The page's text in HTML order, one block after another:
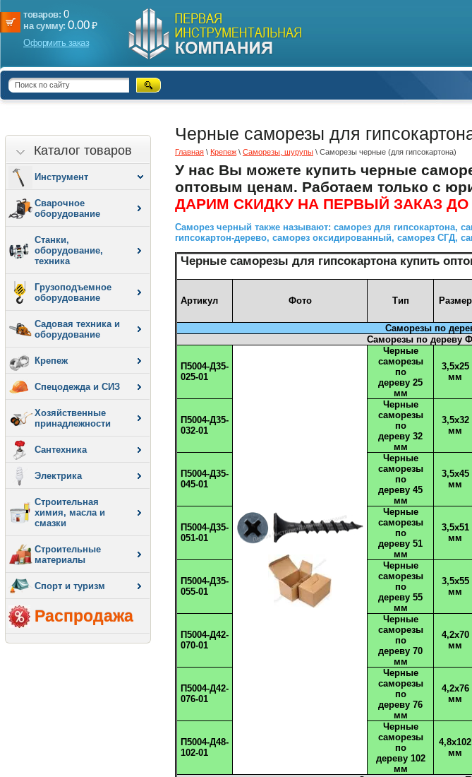
товаров: 0
на сумму: 0.00 ₽
Оформить заказ
Каталог товаров
Инструмент
Сварочное
оборудование
Станки,
оборудование,
техника
Грузоподъемное
оборудование
Садовая техника и
оборудование
Крепеж
Спецодежда и СИЗ
Хозяйственные
принадлежности
Сантехника
Электрика
Строительная
химия, масла и
смазки
Строительные
материалы
Спорт и туризм
Распродажа
Черные саморезы для
Главная \ Крепеж \ Саморезы, шурупы \ Саморезы черные (для гипсокартона)
У нас Вы можете купить черные
оптовым ценам. Работаем только с
ДАРИМ СКИДКУ НА ПЕРВЫЙ ЗАКАЗ ДО
Саморез черный также называют: саморез для гипсокартона,
гипсокартон-дерево, саморез оксидированный, саморез СГД,
Черные саморезы для гипсокартона купить
Артикул Фото Тип Размер
Саморезы по
Саморезы по дереву
П5004-Д35-
025-01
Черные
саморезы
по
дереву 25
мм
3,5х25
мм
П5004-Д35-
032-01
Черные
саморезы
по
дереву 32
мм
3,5х32
мм
П5004-Д35-
045-01
Черные
саморезы
по
дереву 45
мм
3,5х45
мм
П5004-Д35-
051-01
Черные
саморезы
по
дереву 51
мм
3,5х51
мм
П5004-Д35-
055-01
Черные
саморезы
по
​​​​​​​дереву 55
мм
3,5х55
мм
П5004-Д42-
070-01
Черные
саморезы
по
​​​​​​​дереву 70
мм
4,2х70
мм
П5004-Д42-
076-01
Черные
саморезы
по
​​​​​​​дереву 76
мм
4,2х76
мм
П5004-Д48-
102-01
Черные
саморезы
по
​​​​​​​дереву 102
мм
4,8х102
мм